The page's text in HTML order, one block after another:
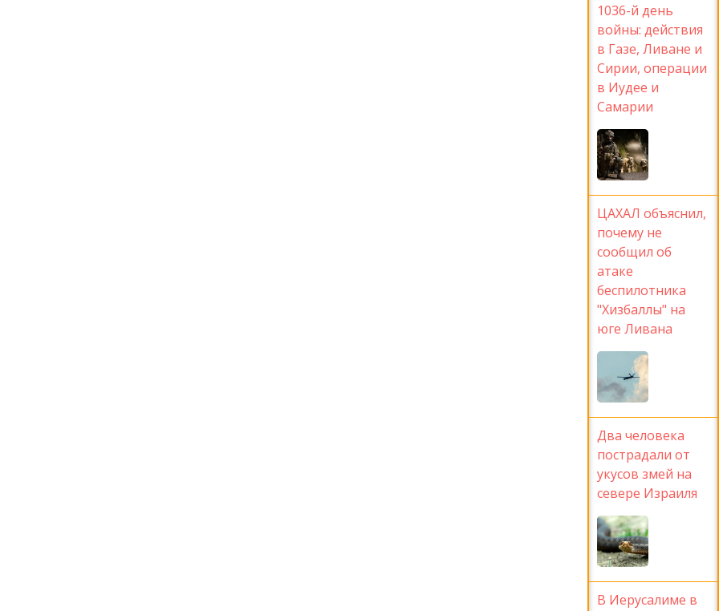
1036-й день
войны: действия
в Газе, Ливане и
Сирии, операции
в Иудее и
Самарии
ЦАХАЛ объяснил,
почему не
сообщил об
атаке
беспилотника
"Хизбаллы" на
юге Ливана
Два человека
пострадали от
укусов змей на
севере Израиля
В Иерусалиме в